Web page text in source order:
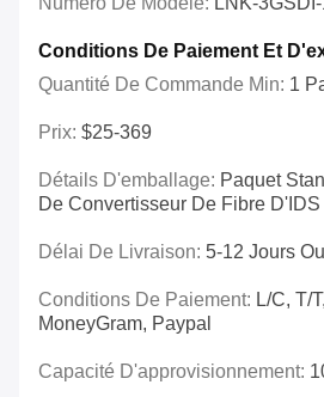
Conditions De Paiement Et
Quantité De Commande Min: 1
Prix: $25-369
Détails D'emballage: Paquet
De Convertisseur De Fibre D'IDS
Délai De Livraison: 5-12 Jours
Conditions De Paiement: L/C, T/
MoneyGram, Paypal
Capacité D'approvisionnement: